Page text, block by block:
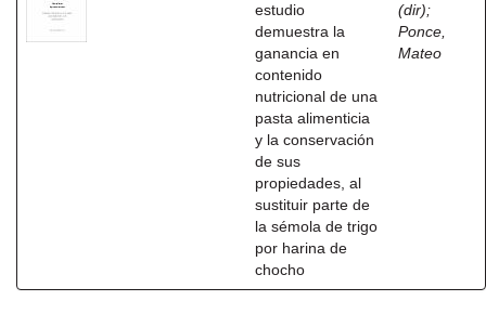
estudio
demuestra la
ganancia en
contenido
nutricional de una
pasta alimenticia
y la conservación
de sus
propiedades, al
sustituir parte de
la sémola de trigo
por harina de
chocho
(dir);
Ponce,
Mateo